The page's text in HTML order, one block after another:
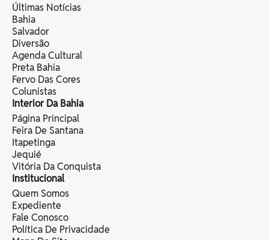
Últimas Notícias
Bahia
Salvador
Diversão
Agenda Cultural
Preta Bahia
Fervo Das Cores
Colunistas
Interior Da Bahia
Página Principal
Feira De Santana
Itapetinga
Jequié
Vitória Da Conquista
Institucional
Quem Somos
Expediente
Fale Conosco
Política De Privacidade